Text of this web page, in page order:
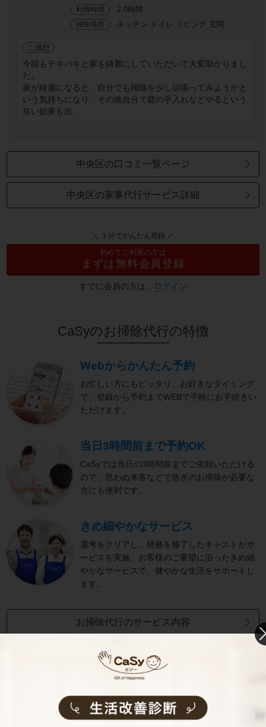
利用時間 2.0時間
掃除場所 キッチン トイレ リビング 玄関
ご感想
今回もテキパキと家を綺麗にしていただいて大変助かりまし
た。
家が綺麗になると、自分でも掃除を少し頑張ってみようかと
いう気持ちになり、その後自分で庭の手入れなどやるという
良い効果も出...
中央区の口コミ一覧ページ
中央区の家事代行サービス詳細
＼ １分でかんたん登録 ／
初めてご利用の方は
まずは無料会員登録
すでに会員の方は、 ログイン
CaSyのお掃除代行の特徴
Webからかんたん予約
お忙しい方にもピッタリ。お好きなタイミング
で、登録から予約までWEBで手軽にお手続きい
ただけます。
当日3時間前まで予約OK
CaSyでは当日の3時間前までご依頼いただける
ので、思わぬ来客などで急ぎのお掃除が必要な
方にも便利です。
きめ細やかなサービス
選考をクリアし、研修を修了したキャストがサ
ービスを実施。お客様のご要望に沿ったきめ細
やかなサービスで、健やかな生活をサポートし
ます。
お掃除代行のサービス内容
お掃除代行のサービス料金
ご利用者インタビュー